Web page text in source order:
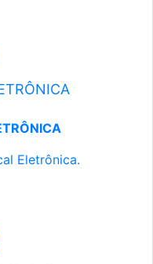
Eletrônica.